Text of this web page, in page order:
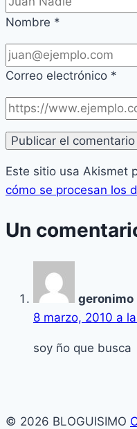
Nombre *
Correo electrónico *
Este sitio usa Akismet
cómo se procesan los
Un
geronimo
8 marzo, 2010 a
soy ño que busca
© 2026 BLOGUISIMO